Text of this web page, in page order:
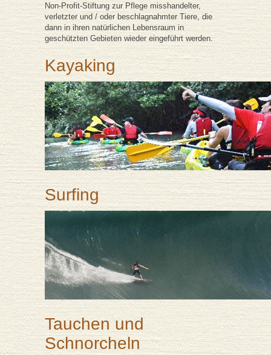
Non-Profit-Stiftung zur Pflege misshandelter,
verletzter und / oder beschlagnahmter Tiere, die
dann in ihren natürlichen Lebensraum in
geschützten Gebieten wieder eingeführt werden.
Kayaking
Surfing
Tauchen und
Schnorcheln